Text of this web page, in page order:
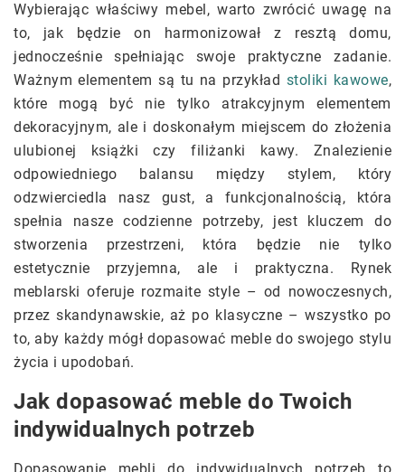
Wybierając właściwy mebel, warto zwrócić uwagę na
to, jak będzie on harmonizował z resztą domu,
jednocześnie spełniając swoje praktyczne zadanie.
Ważnym elementem są tu na przykład stoliki kawowe,
które mogą być nie tylko atrakcyjnym elementem
dekoracyjnym, ale i doskonałym miejscem do złożenia
ulubionej książki czy filiżanki kawy. Znalezienie
odpowiedniego balansu między stylem, który
odzwierciedla nasz gust, a funkcjonalnością, która
spełnia nasze codzienne potrzeby, jest kluczem do
stworzenia przestrzeni, która będzie nie tylko
estetycznie przyjemna, ale i praktyczna. Rynek
meblarski oferuje rozmaite style – od nowoczesnych,
przez skandynawskie, aż po klasyczne – wszystko po
to, aby każdy mógł dopasować meble do swojego stylu
życia i upodobań.
Jak dopasować meble do Twoich
indywidualnych potrzeb